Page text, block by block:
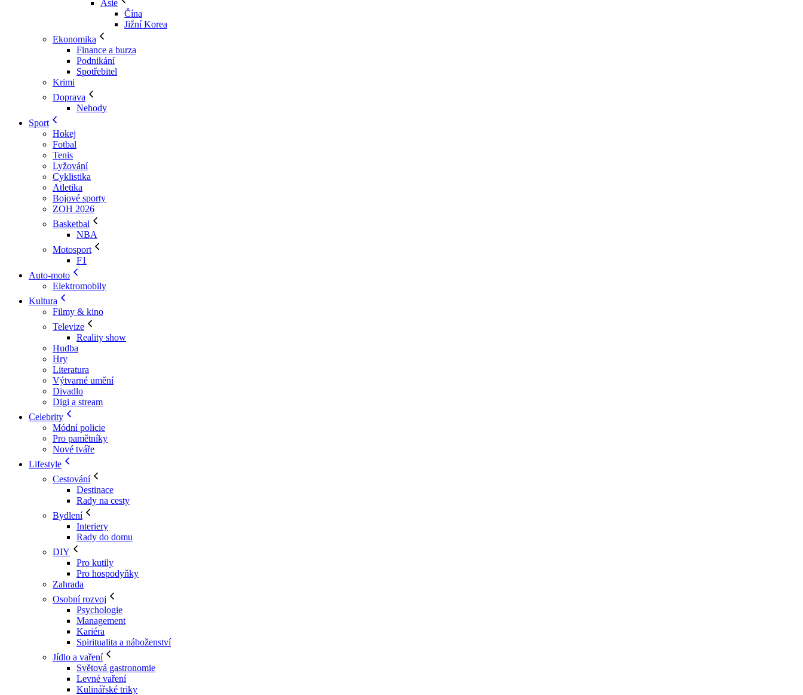
Asie
Čína
Jižní Korea
Ekonomika
Finance a burza
Podnikání
Spotřebitel
Krimi
Doprava
Nehody
Sport
Hokej
Fotbal
Tenis
Lyžování
Cyklistika
Atletika
Bojové sporty
ZOH 2026
Basketbal
NBA
Motosport
F1
Auto-moto
Elektromobily
Kultura
Filmy & kino
Televize
Reality show
Hudba
Hry
Literatura
Výtvarné umění
Divadlo
Digi a stream
Celebrity
Módní policie
Pro pamětníky
Nové tváře
Lifestyle
Cestování
Destinace
Rady na cesty
Bydlení
Interiery
Rady do domu
DIY
Pro kutily
Pro hospodyňky
Zahrada
Osobní rozvoj
Psychologie
Management
Kariéra
Spiritualita a náboženství
Jídlo a vaření
Světová gastronomie
Levné vaření
Kulinářské triky